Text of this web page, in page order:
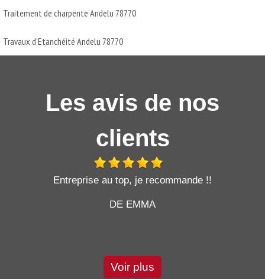
Traitement de charpente Andelu 78770
Travaux d'Etanchéité Andelu 78770
Les avis de nos
clients
Entreprise au top, je recommande !!
DE EMMA
Voir plus